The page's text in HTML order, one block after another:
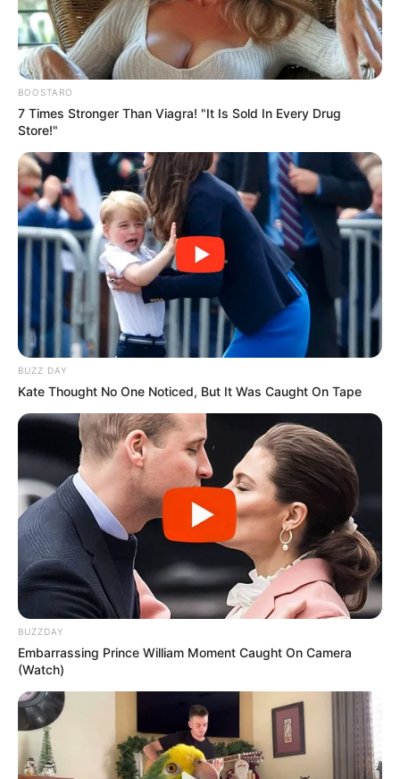
BOOSTARO
7 Times Stronger Than Viagra! "It Is Sold In Every Drug
Store!"
BUZZ DAY
Kate Thought No One Noticed, But It Was Caught On Tape
BUZZDAY
Embarrassing Prince William Moment Caught On Camera
(Watch)